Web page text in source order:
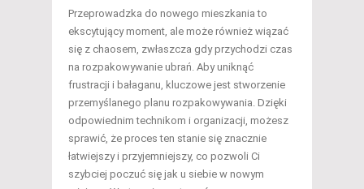
Przeprowadzka do nowego mieszkania to
ekscytujący moment, ale może również wiązać
się z chaosem, zwłaszcza gdy przychodzi czas
na rozpakowywanie ubrań. Aby uniknąć
frustracji i bałaganu, kluczowe jest stworzenie
przemyślanego planu rozpakowywania. Dzięki
odpowiednim technikom i organizacji, możesz
sprawić, że proces ten stanie się znacznie
łatwiejszy i przyjemniejszy, co pozwoli Ci
szybciej poczuć się jak u siebie w nowym